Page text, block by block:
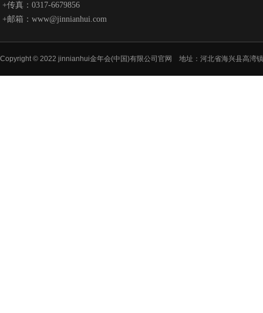
+传真：0317-6679856
+邮箱：www@jinnianhui.com
Copyright © 2022 jinnianhui金年会(中国)有限公司官网 地址：河北省海兴县高